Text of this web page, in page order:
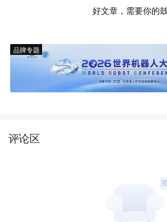
好文章，需要你的
品牌专题
评论区